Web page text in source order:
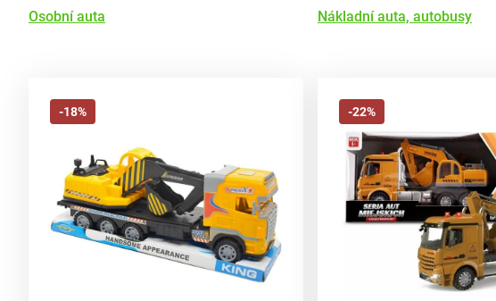
Osobní auta Nákladní auta, autobusy
-18% -22%